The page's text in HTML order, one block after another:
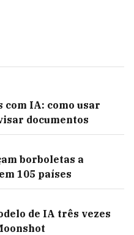
IA: como usar
documentos
borboletas a
105 países
de IA três vezes